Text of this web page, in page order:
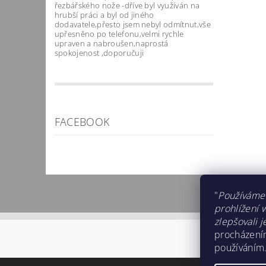
řezbářského nože -dříve byl využíván na
hrubší práci a byl od jiného
dodavatele,přesto jsem nebyl odmítnut,vše
upřesněno po telefonu,velmi rychle
upraven a nabroušen,naprostá
spokojenost ,doporučuji
FACEBOOK
"
prohlížení
zlepšovali